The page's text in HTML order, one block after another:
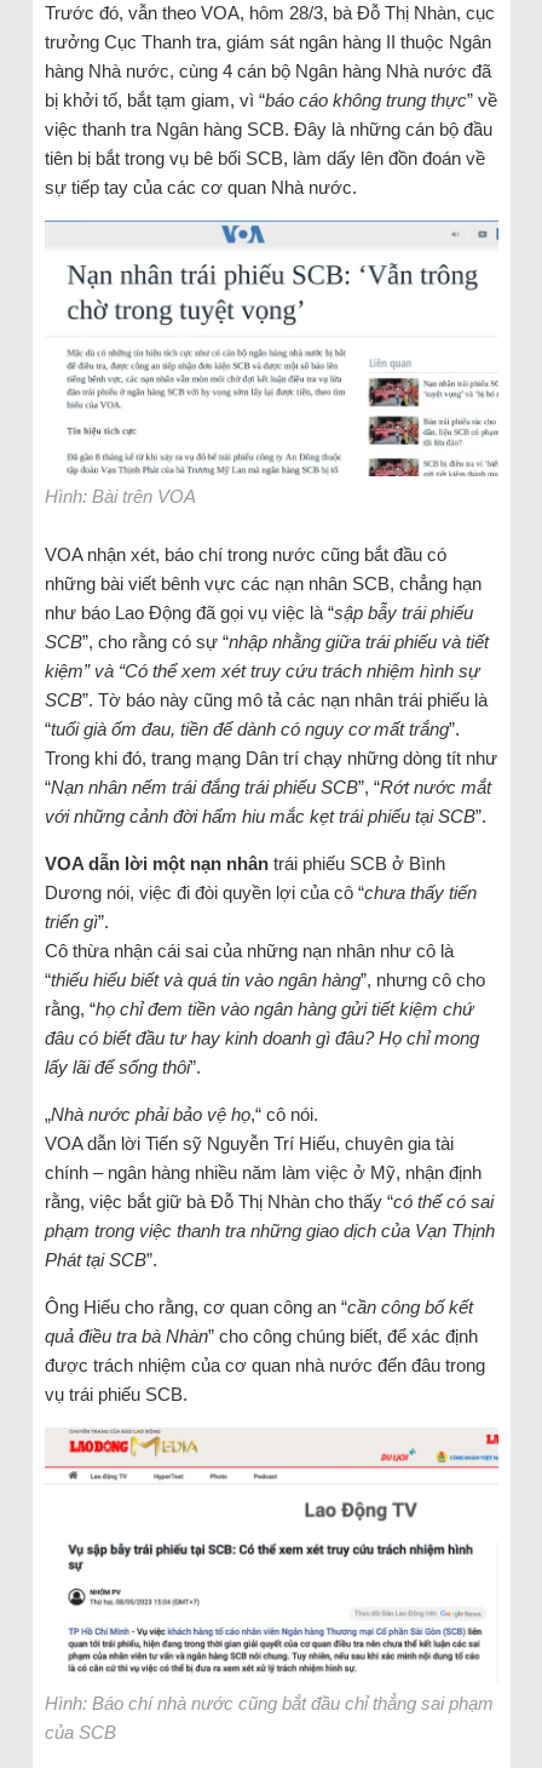
Trước đó, vẫn theo VOA, hôm 28/3, bà Đỗ Thị Nhàn, cục
trưởng Cục Thanh tra, giám sát ngân hàng II thuộc Ngân
hàng Nhà nước, cùng 4 cán bộ Ngân hàng Nhà nước đã
bị khởi tố, bắt tạm giam, vì “báo cáo không trung thực” về
việc thanh tra Ngân hàng SCB. Đây là những cán bộ đầu
tiên bị bắt trong vụ bê bối SCB, làm dấy lên đồn đoán về
sự tiếp tay của các cơ quan Nhà nước.
Hình: Bài trên VOA
VOA nhận xét, báo chí trong nước cũng bắt đầu có
những bài viết bênh vực các nạn nhân SCB, chẳng hạn
như báo Lao Động đã gọi vụ việc là “sập bẫy trái phiếu
SCB”, cho rằng có sự “nhập nhằng giữa trái phiếu và tiết
kiệm” và “Có thể xem xét truy cứu trách nhiệm hình sự
SCB”. Tờ báo này cũng mô tả các nạn nhân trái phiếu là
“tuổi già ốm đau, tiền để dành có nguy cơ mất trắng”.
Trong khi đó, trang mạng Dân trí chạy những dòng tít như
“Nạn nhân nếm trái đắng trái phiếu SCB”, “Rớt nước mắt
với những cảnh đời hẩm hiu mắc kẹt trái phiếu tại SCB”.
VOA dẫn lời một nạn nhântrái phiếu SCB ở Bình
Dương nói, việc đi đòi quyền lợi của cô “chưa thấy tiến
triển gì”.
Cô thừa nhận cái sai của những nạn nhân như cô là
“thiếu hiểu biết và quá tin vào ngân hàng”, nhưng cô cho
rằng, “họ chỉ đem tiền vào ngân hàng gửi tiết kiệm chứ
đâu có biết đầu tư hay kinh doanh gì đâu? Họ chỉ mong
lấy lãi để sống thôi”.
„Nhà nước phải bảo vệ họ,“ cô nói.
VOA dẫn lời Tiến sỹ Nguyễn Trí Hiếu, chuyên gia tài
chính – ngân hàng nhiều năm làm việc ở Mỹ, nhận định
rằng, việc bắt giữ bà Đỗ Thị Nhàn cho thấy “có thể có sai
phạm trong việc thanh tra những giao dịch của Vạn Thịnh
Phát tại SCB”.
Ông Hiếu cho rằng, cơ quan công an “cần công bố kết
quả điều tra bà Nhàn” cho công chúng biết, để xác định
được trách nhiệm của cơ quan nhà nước đến đâu trong
vụ trái phiếu SCB.
Hình: Báo chí nhà nước cũng bắt đầu chỉ thẳng sai phạm
của SCB